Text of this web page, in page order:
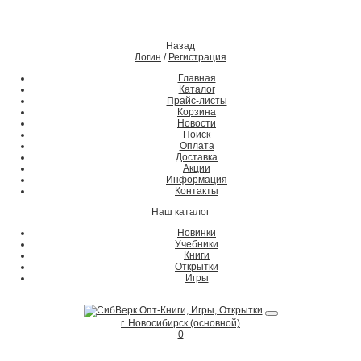
Назад
Логин / Регистрация
Главная
Каталог
Прайс-листы
Корзина
Новости
Поиск
Оплата
Доставка
Акции
Информация
Контакты
Наш каталог
Новинки
Учебники
Книги
Открытки
Игры
г. Новосибирск (основной)
0